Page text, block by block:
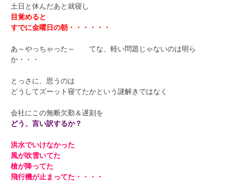
土日と休んだあと就寝し
目覚めると
すでに金曜日の朝・・・・・・
あ～やっちゃった～ てな、軽い問題じゃないのは明ら
か・・・
とっさに、思うのは
どうしてズーット寝てたかという謎解きではなく
会社にこの無断欠勤＆遅刻を
どう、言い訳するか？
洪水でいけなかった
風が吹雪いてた
槍が降ってた
飛行機が止まってた・・・・